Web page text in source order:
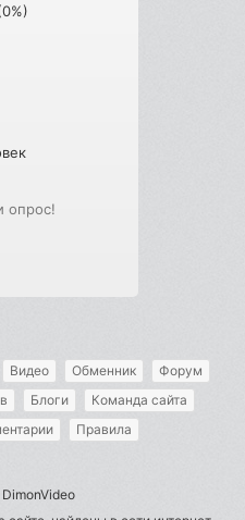
опрос!
Видео Обменник
Форум
Блоги
Команда сайта
Правила